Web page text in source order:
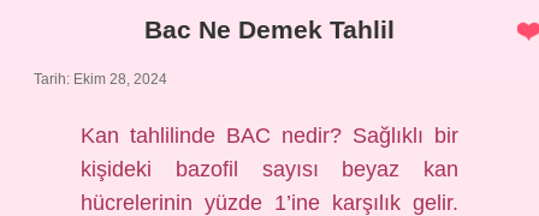
Bac Ne Demek Tahlil
Tarih: Ekim 28, 2024
Kan tahlilinde BAC nedir? Sağlıklı bir
kişideki bazofil sayısı beyaz kan
hücrelerinin yüzde 1’ine karşılık gelir.